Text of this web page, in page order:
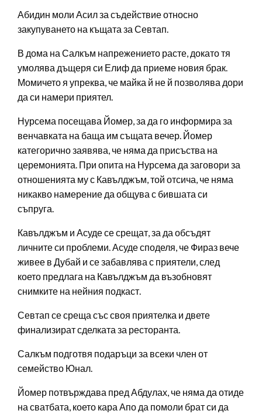
Абидин моли Асил за съдействие относно
закупуването на къщата за Севтап.
В дома на Салкъм напрежението расте, докато тя
умолява дъщеря си Елиф да приеме новия брак.
Момичето я упреква, че майка й не й позволява дори
да си намери приятел.
Нурсема посещава Йомер, за да го информира за
венчавката на баща им същата вечер. Йомер
категорично заявява, че няма да присъства на
церемонията. При опита на Нурсема да заговори за
отношенията му с Кавълджъм, той отсича, че няма
никакво намерение да общува с бившата си
съпруга.
Кавълджъм и Асуде се срещат, за да обсъдят
личните си проблеми. Асуде споделя, че Фираз вече
живее в Дубай и се забавлява с приятели, след
което предлага на Кавълджъм да възобновят
снимките на нейния подкаст.
Севтап се среща със своя приятелка и двете
финализират сделката за ресторанта.
Салкъм подготвя подаръци за всеки член от
семейство Юнал.
Йомер потвърждава пред Абдулах, че няма да отиде
на сватбата, което кара Апо да помоли брат си да